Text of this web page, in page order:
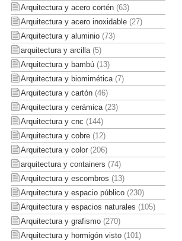
Arquitectura y acero cortén(63)
Arquitectura y acero inoxidable(27)
Arquitectura y aluminio(73)
arquitectura y arcilla(5)
Arquitectura y bambú(13)
Arquitectura y biomimética(7)
Arquitectura y cartón(46)
Arquitectura y cerámica(23)
Arquitectura y cnc (144)
Arquitectura y cobre(12)
Arquitectura y color(206)
arquitectura y containers (74)
Arquitectura y escombros (13)
Arquitectura y espacio público(230)
Arquitectura y espacios naturales (105)
Arquitectura y grafismo(270)
Arquitectura y hormigón visto(101)